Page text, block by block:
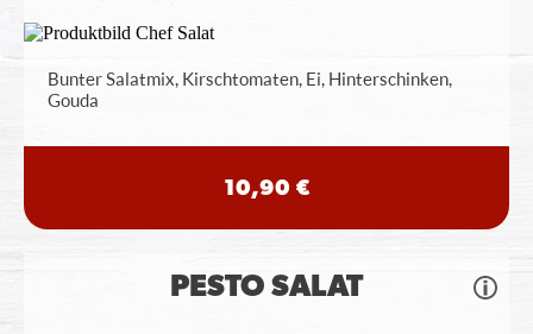
Bunter Salatmix, Kirschtomaten, Ei, Hinterschinken,
Gouda
10,90 €
PESTO SALAT